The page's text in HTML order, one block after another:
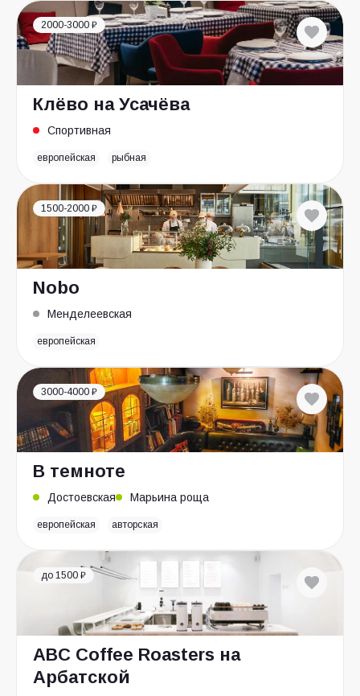
2000-3000 ₽
Клёво на Усачёва
Спортивная
европейская рыбная
1500-2000 ₽
Nobo
Менделеевская
европейская
3000-4000 ₽
В темноте
Достоевская Марьина роща
европейская авторская
до 1500 ₽
ABC Coffee Roasters на
Арбатской